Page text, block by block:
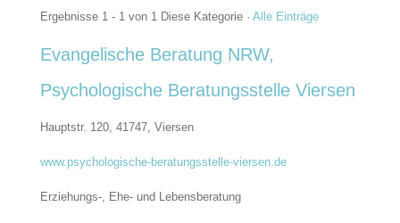
Ergebnisse 1 - 1 von 1 Diese Kategorie · Alle Einträge
Evangelische Beratung NRW,
Psychologische Beratungsstelle Viersen
Hauptstr. 120, 41747, Viersen
www.psychologische-beratungsstelle-viersen.de
Erziehungs-, Ehe- und Lebensberatung